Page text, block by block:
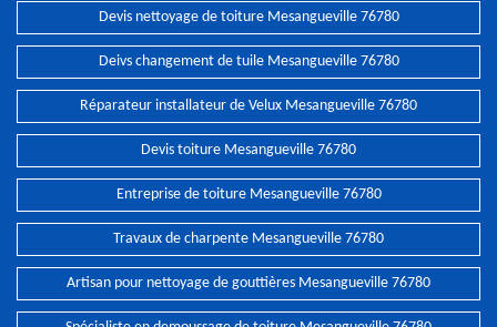
Devis nettoyage de toiture Mesangueville 76780
Deivs changement de tuile Mesangueville 76780
Réparateur installateur de Velux Mesangueville 76780
Devis toiture Mesangueville 76780
Entreprise de toiture Mesangueville 76780
Travaux de charpente Mesangueville 76780
Artisan pour nettoyage de gouttières Mesangueville 76780